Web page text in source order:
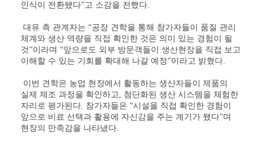
인식이 전환됐다”고 소감을 전했다.
대유 측 관계자는 “공장 견학을 통해 참가자들이 품질 관리
체계와 생산 역량을 직접 확인한 것은 의미 있는 경험이 될
것”이라며 “앞으로도 외부 방문객들이 생산현장을 직접 보고
이해할 수 있는 기회를 확대해 나갈 예정”이라고 밝혔다.
이번 견학은 농업 현장에서 활동하는 생산자들이 제품의
실제 제조 과정을 확인하고, 첨단화된 생산 시스템을 체험한
자리로 평가된다. 참가자들은 “시설을 직접 확인한 경험이
앞으로 비료 선택과 활용에 자신감을 주는 계기가 됐다”며
현장의 만족감을 나타냈다.